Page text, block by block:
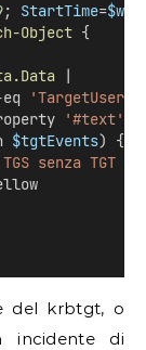
; StartTime=
Object {
|
'#text'
$tgtEvents) {
TGS senza TGT
del krbtgt, o
incidente di